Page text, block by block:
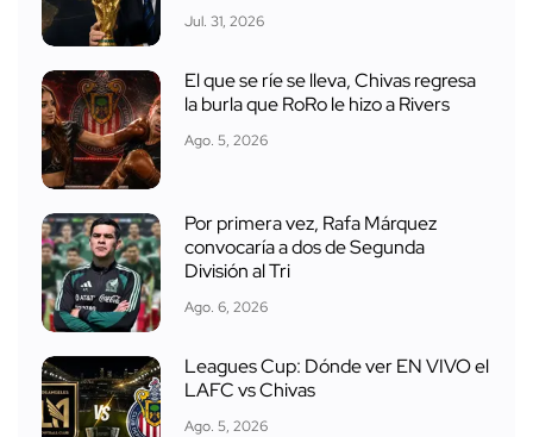
Jul. 31, 2026
El que se ríe se lleva, Chivas regresa
la burla que RoRo le hizo a Rivers
Ago. 5, 2026
Por primera vez, Rafa Márquez
convocaría a dos de Segunda
División al Tri
Ago. 6, 2026
Leagues Cup: Dónde ver EN VIVO el
LAFC vs Chivas
Ago. 5, 2026